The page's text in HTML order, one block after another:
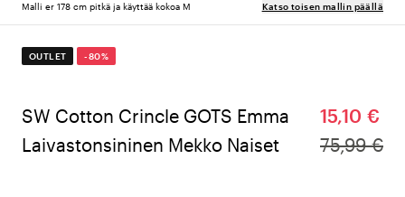
Malli er 178 cm pitkä ja käyttää kokoa M Katso toisen mallin päällä
OUTLET -80%
SW Cotton Crincle GOTS Emma
Laivastonsininen Mekko Naiset
15,10 €
75,99 €